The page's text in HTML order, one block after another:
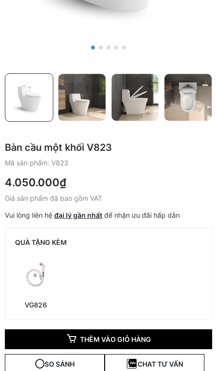
Bàn cầu một khối V823
Mã sản phẩm: V823
4.050.000₫
Giá sản phẩm đã bao gồm VAT
Vui lòng liên hệ đại lý gần nhất để nhận ưu đãi hấp dẫn
QUÀ TẶNG KÈM
VG826
THÊM VÀO GIỎ HÀNG
SO SÁNH CHAT TƯ VẤN